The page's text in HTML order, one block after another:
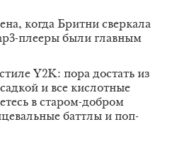
когда Бритни сверкала
плееры были главным
Y2K: пора достать из
и все кислотные
в старом-добром
баттлы и поп-